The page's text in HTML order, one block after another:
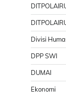
Divisi
DPP SWI
DUMAI
Ekonomi